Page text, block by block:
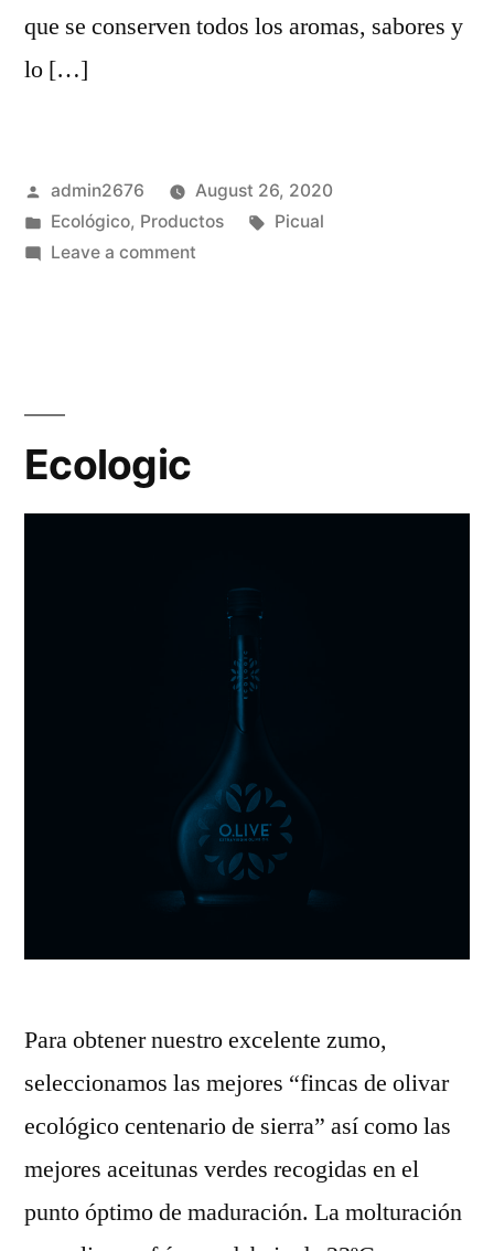
que se conserven todos los aromas, sabores y
lo […]
Posted
by
admin2676
August 26, 2020
Posted
in
Ecológico, Productos Tags:
Picual
Leave a commenton
Ecologic
Para obtener nuestro excelente zumo,
seleccionamos las mejores “fincas de olivar
ecológico centenario de sierra” así como las
mejores aceitunas verdes recogidas en el
punto óptimo de maduración. La molturación